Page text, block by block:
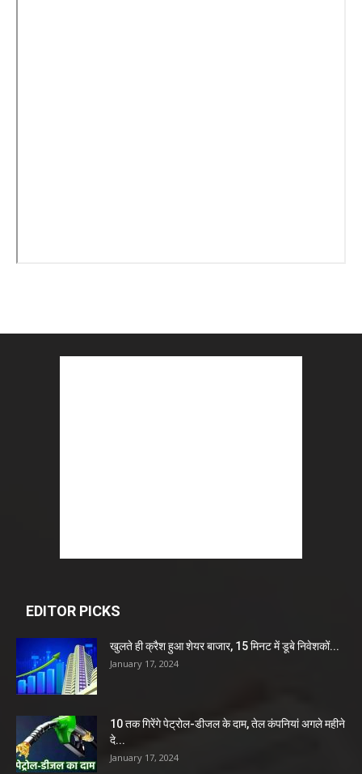
EDITOR PICKS
खुलते ही क्रैश हुआ शेयर बाजार, 15 मिनट में डूबे निवेशकों...
January 17, 2024
10 तक गिरेंगे पेट्रोल-डीजल के दाम, तेल कंपनियां अगले महीने
दे...
January 17, 2024